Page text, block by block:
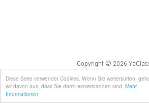
Diese Seite verwendet Cookies. Wenn Sie weitersurfen,
wir davon aus, dass Sie damit einverstanden sind. Mehr
Informationen
Copyright © 2026
Impressum
AGB